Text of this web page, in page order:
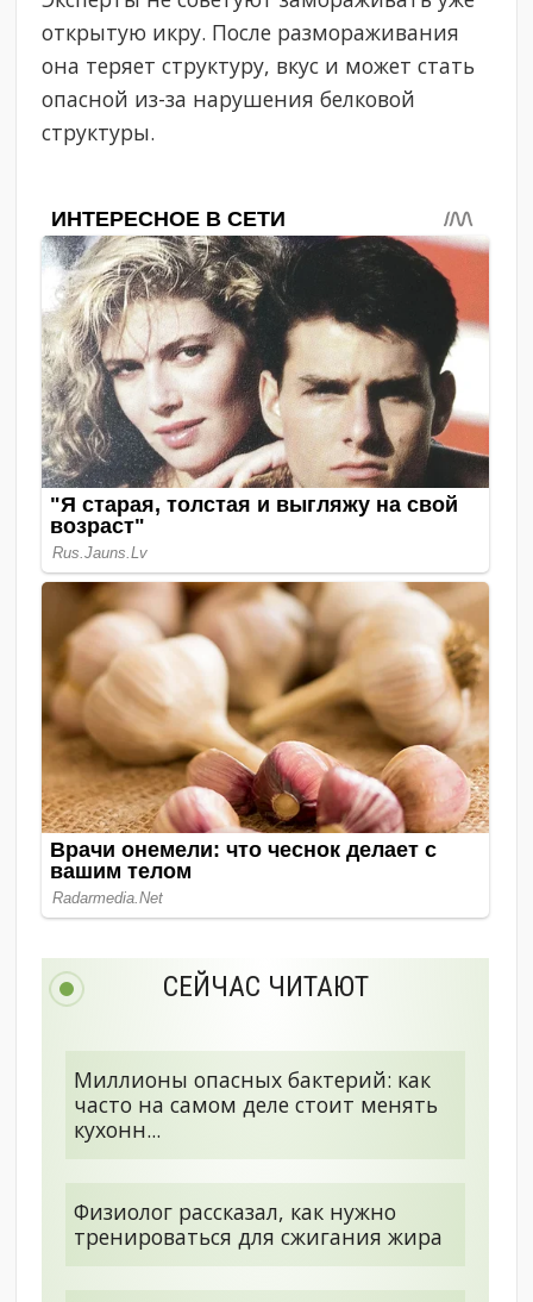
открытую икру. После размораживания
она теряет структуру, вкус и может стать
опасной из-за нарушения белковой
структуры.
СЕЙЧАС ЧИТАЮТ
Миллионы опасных бактерий: как
часто на самом деле стоит менять
кухонн...
Физиолог рассказал, как нужно
тренироваться для сжигания жира